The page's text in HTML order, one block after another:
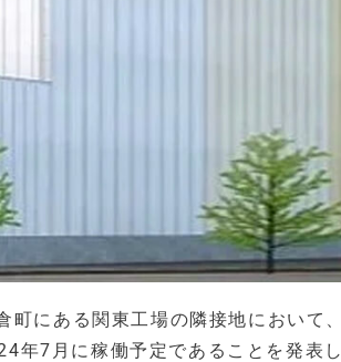
にある関東工場の隣接地において
年7月に稼働予定であることを発表し